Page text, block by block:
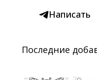
Написать
Последние